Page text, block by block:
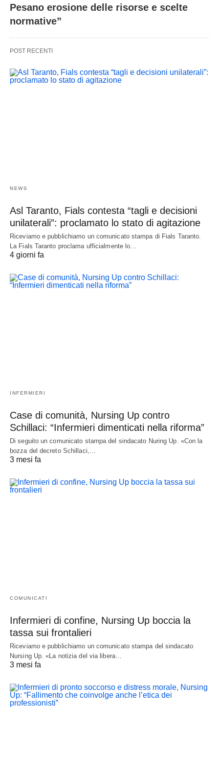
Pesano erosione delle risorse e scelte
normative”
POST RECENTI
NEWS
Asl Taranto, Fials contesta “tagli e decisioni
unilaterali”: proclamato lo stato di agitazione
Riceviamo e pubblichiamo un comunicato stampa di Fials Taranto.
La Fials Taranto proclama ufficialmente lo…
4 giorni fa
INFERMIERI
Case di comunità, Nursing Up contro
Schillaci: “Infermieri dimenticati nella riforma”
Di seguito un comunicato stampa del sindacato Nuring Up. «Con la
bozza del decreto Schillaci,…
3 mesi fa
COMUNICATI
Infermieri di confine, Nursing Up boccia la
tassa sui frontalieri
Riceviamo e pubblichiamo un comunicato stampa del sindacato
Nursing Up. «La notizia del via libera…
3 mesi fa